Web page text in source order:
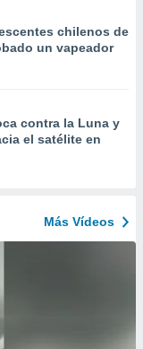
chilenos de
un vapeador
contra la Luna y
el satélite en
Más Vídeos